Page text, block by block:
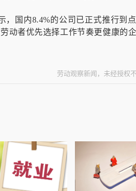
国内8.4%的公司已正式推行到点
动者优先选择工作节奏更健康的
劳动观察新闻，未经授权